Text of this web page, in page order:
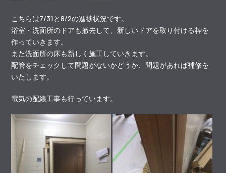
こちらは7/31と8/2の進捗状況です。
浴室・洗面所のドアも撤去して、新しいドアを取り付ける枠を
作っていきます。
また洗面所の床も新しく施工していきます。
配管をチェックして問題がないかどうか、問題があれば補修を
いたします。
電気の配線工事も行っています。